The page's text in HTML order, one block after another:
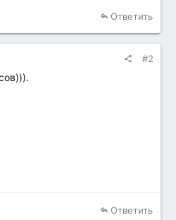
Ответить
#2
Ответить